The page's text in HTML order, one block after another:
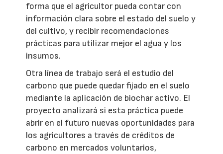
forma que el agricultor pueda contar con
información clara sobre el estado del suelo y
del cultivo, y recibir recomendaciones
prácticas para utilizar mejor el agua y los
insumos.
Otra línea de trabajo será el estudio del
carbono que puede quedar fijado en el suelo
mediante la aplicación de biochar activo. El
proyecto analizará si esta práctica puede
abrir en el futuro nuevas oportunidades para
los agricultores a través de créditos de
carbono en mercados voluntarios,